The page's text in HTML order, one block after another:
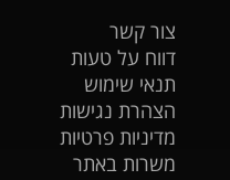
צור קשר
דווח על טעות
תנאי שימוש
הצהרת נגישות
מדיניות פרטיות
משרות באתר